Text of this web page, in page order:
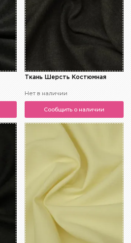
Ткань Шерсть Костюмная
Нет в наличии
Сообщить о наличии